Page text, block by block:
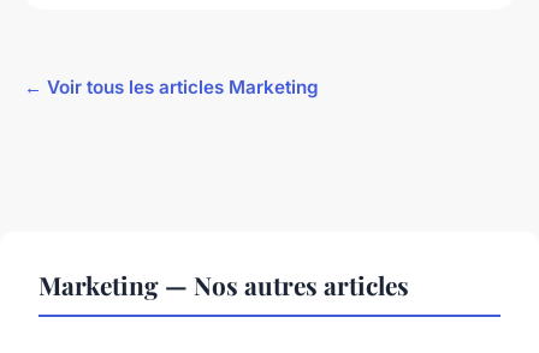
← Voir tous les articles Marketing
Marketing — Nos autres articles